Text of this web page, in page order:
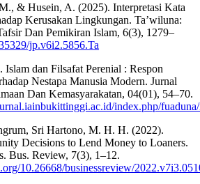
& Husein, A. (2025). Interpretasi Kata
Kerusakan Lingkungan. Ta’wiluna:
Dan Pemikiran Islam, 6(3), 1279–
jp.v6i2.5856.Ta
dan Filsafat Perenial : Respon
Nestapa Manusia Modern. Jurnal
Dan Kemasyarakatan, 04(01), 54–70.
index.php/
Sri Hartono, M. H. H. (2022).
Decisions to Lend Money to Loaners.
Bus. Review, 7(3), 1–12.
10.26668/businessreview/